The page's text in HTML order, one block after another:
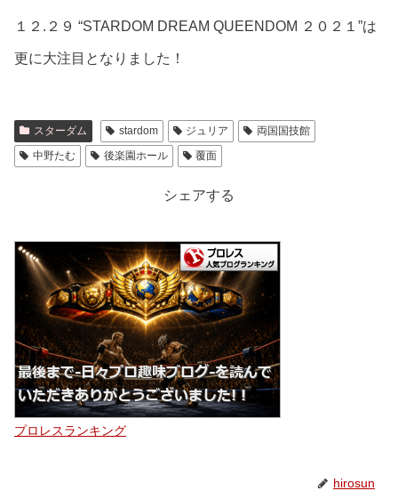
１２.２９ “STARDOM DREAM QUEENDOM ２０２１”は
更に大注目となりました！
スターダム stardom ジュリア
両国国技館
中野たむ
後楽園ホール 覆面
シェアする
プロレスランキング
hirosun